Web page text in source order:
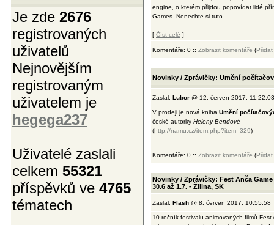
Je zde 2676
registrovaných
uživatelů
Nejnovějším
registrovaným
uživatelem je
hegega237
Uživatelé zaslali
celkem 55321
příspěvků ve 4765
tématech
engine, o kterém přijdou popovídat lidé
Games. Nenechte si tuto...
[ Číst celé ]
Komentáře: 0 :: Zobrazit komentáře (Přidat
Novinky / Zprávičky: Umění
Zaslal: Lubor @ 12. červen 2017, 11:22:03
V prodeji je nová kniha Umění
české autorky Heleny Bendové
(http://namu.cz/item.php?item=329)
Komentáře: 0 :: Zobrazit komentáře (Přidat
Novinky / Zprávičky: Fest Anča Game
30.6 až 1.7. - Žilina, SK
Zaslal: Flash @ 8. červen 2017, 10:55:58
10.ročník festivalu animovaných filmů Fest